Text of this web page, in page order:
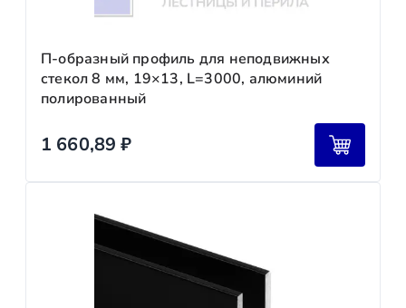
П-образный профиль для неподвижных
стекол 8 мм, 19×13, L=3000, алюминий
полированный
1 660,89₽